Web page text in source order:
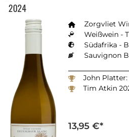
2024
Zorgvliet
Weißwein -
Sauvignon
John
Tim Atkin
13,95 €*